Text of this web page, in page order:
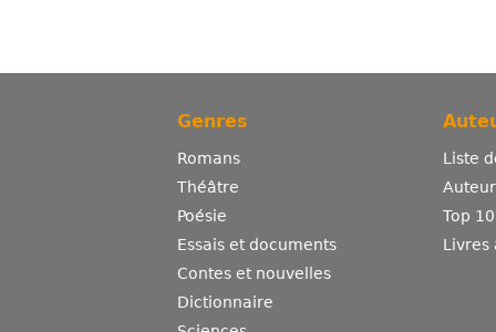
Genres
Romans
Théâtre
Poésie
Essais et documents
Contes et nouvelles
Dictionnaire
Liste
Top
Livres